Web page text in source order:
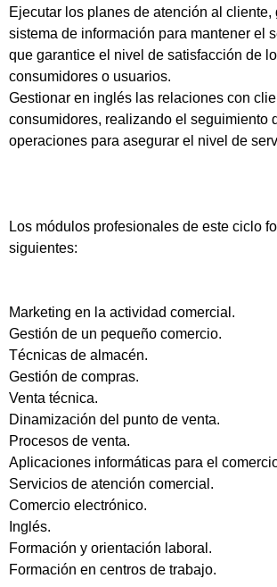
Ejecutar los planes de atención al cliente,
sistema de información para mantener el
que garantice el nivel de satisfacción de
consumidores o usuarios.
Gestionar en inglés las relaciones con
consumidores, realizando el seguimiento
operaciones para asegurar el nivel de
Los módulos profesionales de este ciclo
siguientes:
Marketing en la actividad comercial.
Gestión de un pequeño comercio.
Técnicas de almacén.
Gestión de compras.
Venta técnica.
Dinamización del punto de venta.
Procesos de venta.
Aplicaciones informáticas para el
Servicios de atención comercial.
Comercio electrónico.
Inglés.
Formación y orientación laboral.
Formación en centros de trabajo.